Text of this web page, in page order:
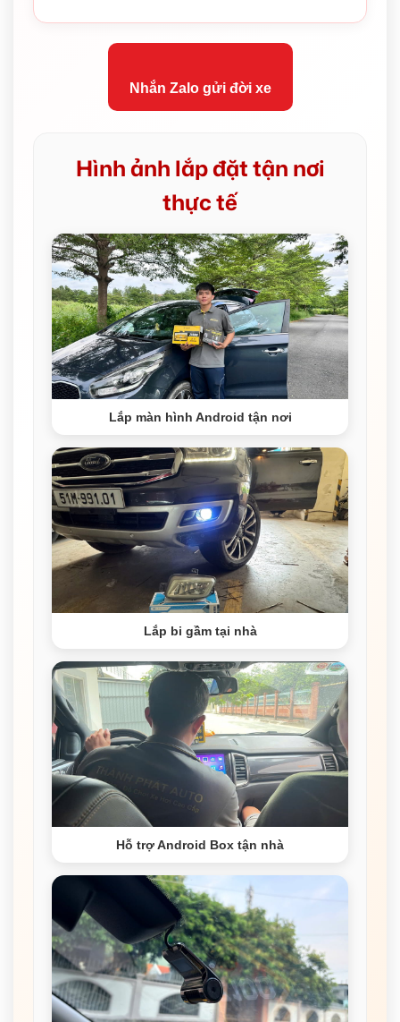
Nhắn Zalo gửi đời xe
Hình ảnh lắp đặt tận nơi
thực tế
Lắp màn hình Android tận nơi
Lắp bi gầm tại nhà
Hỗ trợ Android Box tận nhà